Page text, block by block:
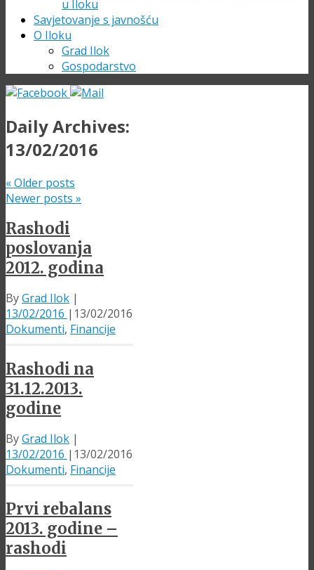
u Iloku
Savjetovanje s javnošću
O Iloku
Grad Ilok
Gospodarstvo
Daily Archives:
13/02/2016
«Older posts
Newer posts »
Rashodi
poslovanja
2012. godina
ByGrad Ilok |
13/02/2016 | 13/02/2016
Dokumenti, Financije
Rashodi na
31.12.2013.
godine
ByGrad Ilok |
13/02/2016 | 13/02/2016
Dokumenti, Financije
Prvi rebalans
2013. godine –
rashodi